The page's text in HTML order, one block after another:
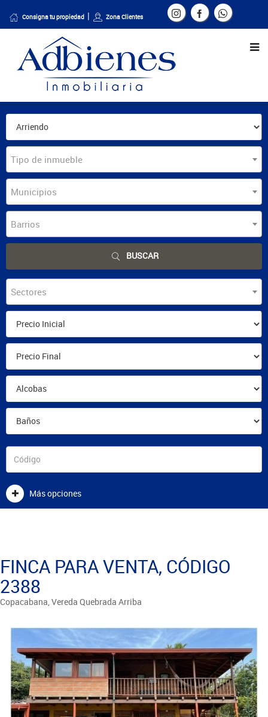
Consigna tu propiedad Zona Clientes
Tipo de inmueble
Municipios
Barrios
BUSCAR
Sectores
Más opciones
FINCA PARA VENTA, CÓDIGO
2388
Copacabana, Vereda Quebrada Arriba